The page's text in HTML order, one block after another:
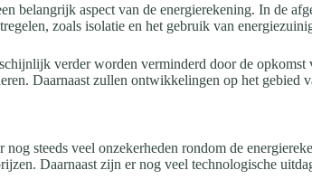
belangrijk aspect van de energierekening. In de
zoals isolatie en het gebruik van
verder worden verminderd door de
Daarnaast zullen ontwikkelingen op het
steeds veel onzekerheden rondom de
Daarnaast zijn er nog veel technologische